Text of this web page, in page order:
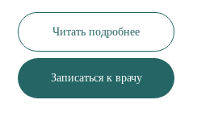
Читать подробнее
Записаться к врачу